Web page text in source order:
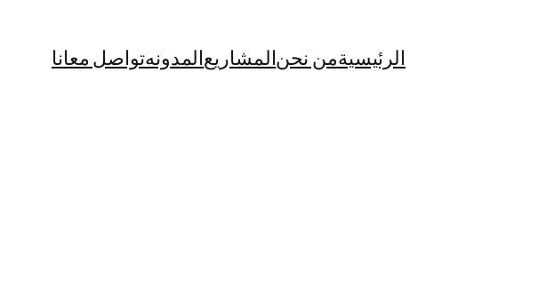
الرئيسيةمن نحنالمشاريعالمدونهتواصل معانا